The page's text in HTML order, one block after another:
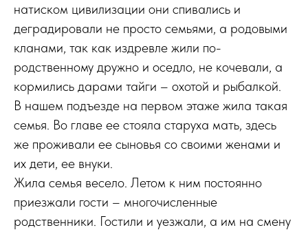
натиском цивилизации они спивались и
деградировали не просто семьями, а родовыми
кланами, так как издревле жили по-
родственному дружно и оседло, не кочевали, а
кормились дарами тайги – охотой и рыбалкой.
В нашем подъезде на первом этаже жила такая
семья. Во главе ее стояла старуха мать, здесь
же проживали ее сыновья со своими женами и
их дети, ее внуки.
Жила семья весело. Летом к ним постоянно
приезжали гости – многочисленные
родственники. Гостили и уезжали, а им на смену